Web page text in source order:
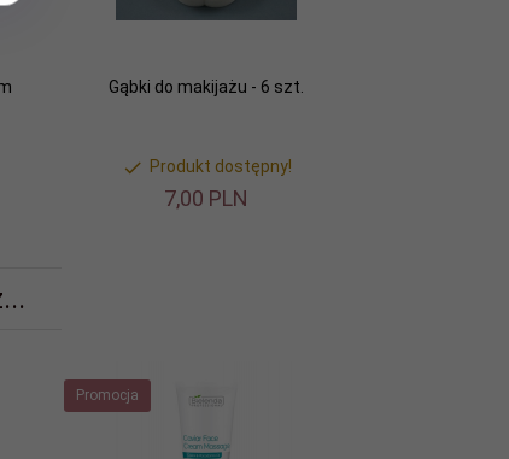
Gąbki do makijażu - 6 szt.
Produkt dostępny!
7,00 PLN
Promocja